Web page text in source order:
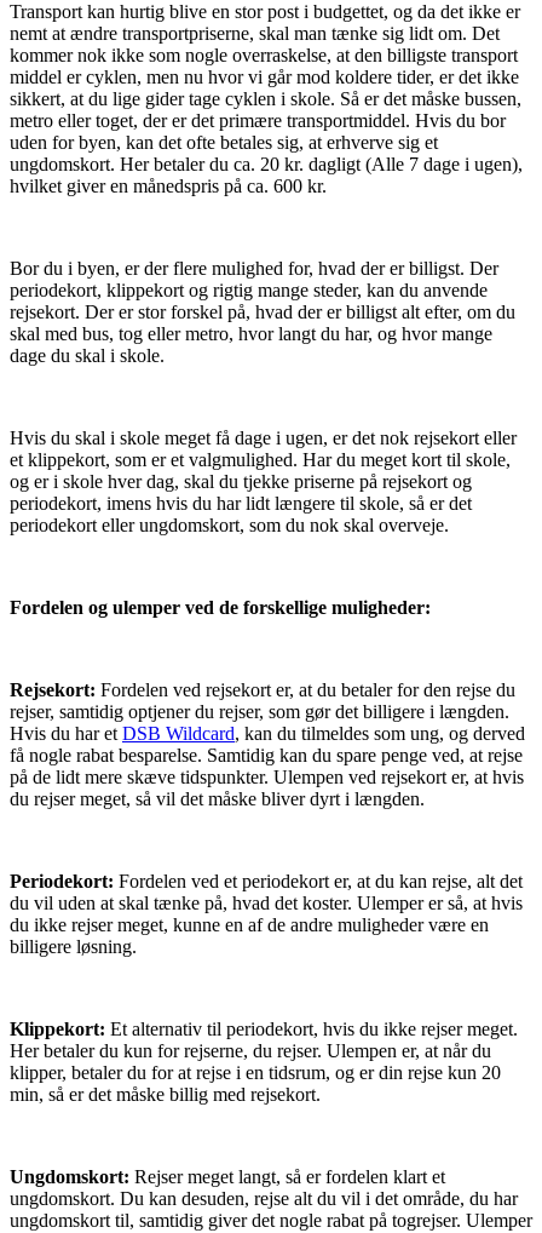
Transport kan hurtig blive en stor post i budgettet, og da det ikke er
nemt at ændre transportpriserne, skal man tænke sig lidt om. Det
kommer nok ikke som nogle overraskelse, at den billigste transport
middel er cyklen, men nu hvor vi går mod koldere tider, er det ikke
sikkert, at du lige gider tage cyklen i skole. Så er det måske bussen,
metro eller toget, der er det primære transportmiddel. Hvis du bor
uden for byen, kan det ofte betales sig, at erhverve sig et
ungdomskort. Her betaler du ca. 20 kr. dagligt (Alle 7 dage i ugen),
hvilket giver en månedspris på ca. 600 kr.
Bor du i byen, er der flere mulighed for, hvad der er billigst. Der
periodekort, klippekort og rigtig mange steder, kan du anvende
rejsekort. Der er stor forskel på, hvad der er billigst alt efter, om du
skal med bus, tog eller metro, hvor langt du har, og hvor mange
dage du skal i skole.
Hvis du skal i skole meget få dage i ugen, er det nok rejsekort eller
et klippekort, som er et valgmulighed. Har du meget kort til skole,
og er i skole hver dag, skal du tjekke priserne på rejsekort og
periodekort, imens hvis du har lidt længere til skole, så er det
periodekort eller ungdomskort, som du nok skal overveje.
Fordelen og ulemper ved de forskellige muligheder:
Rejsekort: Fordelen ved rejsekort er, at du betaler for den rejse du
rejser, samtidig optjener du rejser, som gør det billigere i længden.
Hvis du har etDSB Wildcard, kan du tilmeldes som ung, og derved
få nogle rabat besparelse. Samtidig kan du spare penge ved, at rejse
på de lidt mere skæve tidspunkter. Ulempen ved rejsekort er, at hvis
du rejser meget, så vil det måske bliver dyrt i længden.
Periodekort: Fordelen ved et periodekort er, at du kan rejse, alt det
du vil uden at skal tænke på, hvad det koster. Ulemper er så, at hvis
du ikke rejser meget, kunne en af de andre muligheder være en
billigere løsning.
Klippekort: Et alternativ til periodekort, hvis du ikke rejser meget.
Her betaler du kun for rejserne, du rejser. Ulempen er, at når du
klipper, betaler du for at rejse i en tidsrum, og er din rejse kun 20
min, så er det måske billig med rejsekort.
Ungdomskort: Rejser meget langt, så er fordelen klart et
ungdomskort. Du kan desuden, rejse alt du vil i det område, du har
ungdomskort til, samtidig giver det nogle rabat på togrejser. Ulemper